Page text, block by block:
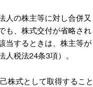
人の株主等に対し合併又
も、株式交付が省略され
当するときは、株主等が
税法24条3項）。
株式として取得すること